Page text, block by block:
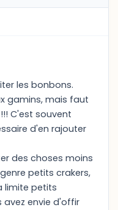
les bonbons.
gamins, mais faut
C'est souvent
d'en rajouter
des choses moins
petits crakers,
limite petits
avez envie d'offir